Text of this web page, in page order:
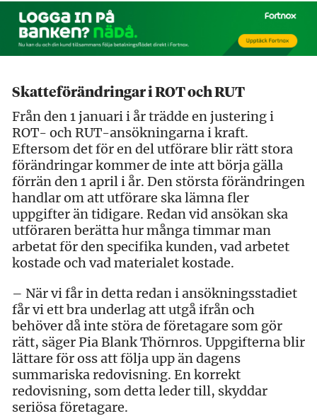
Skatteförändringar i ROT och RUT
Från den 1 januari i år trädde en justering i
ROT- och RUT-ansökningarna i kraft.
Eftersom det för en del utförare blir rätt stora
förändringar kommer de inte att börja gälla
förrän den 1 april i år. Den största förändringen
handlar om att utförare ska lämna fler
uppgifter än tidigare. Redan vid ansökan ska
utföraren berätta hur många timmar man
arbetat för den specifika kunden, vad arbetet
kostade och vad materialet kostade.
– När vi får in detta redan i ansökningsstadiet
får vi ett bra underlag att utgå ifrån och
behöver då inte störa de företagare som gör
rätt, säger Pia Blank Thörnros. Uppgifterna blir
lättare för oss att följa upp än dagens
summariska redovisning. En korrekt
redovisning, som detta leder till, skyddar
seriösa företagare.